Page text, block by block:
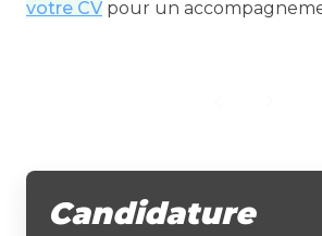
votre CVpour un
Candidature